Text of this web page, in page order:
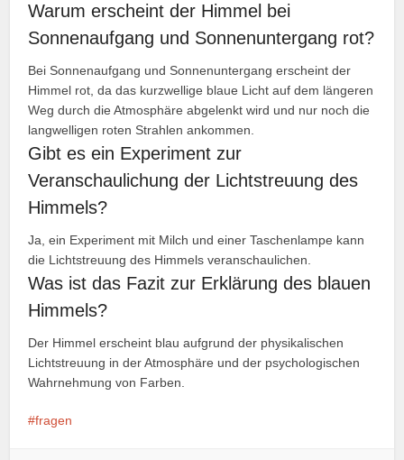
Warum erscheint der Himmel bei
Sonnenaufgang und Sonnenuntergang rot?
Bei Sonnenaufgang und Sonnenuntergang erscheint der
Himmel rot, da das kurzwellige blaue Licht auf dem längeren
Weg durch die Atmosphäre abgelenkt wird und nur noch die
langwelligen roten Strahlen ankommen.
Gibt es ein Experiment zur
Veranschaulichung der Lichtstreuung des
Himmels?
Ja, ein Experiment mit Milch und einer Taschenlampe kann
die Lichtstreuung des Himmels veranschaulichen.
Was ist das Fazit zur Erklärung des blauen
Himmels?
Der Himmel erscheint blau aufgrund der physikalischen
Lichtstreuung in der Atmosphäre und der psychologischen
Wahrnehmung von Farben.
fragen